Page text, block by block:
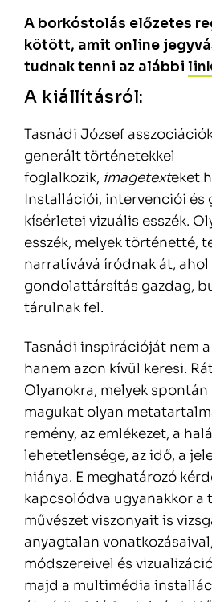
A borkóstolás előzetes
kötött, amit online
tudnak tenni az alábbi
A kiállításról:
Tasnádi József
generált történetekkel
foglalkozik, imagetexteket
Installációi, intervenciói és
kísérletei vizuális esszék.
esszék, melyek történetté,
narratívává íródnak át, ahol
gondolattársítás gazdag,
tárulnak fel.
Tasnádi inspirációját nem
hanem azon kívül keresi.
Olyanokra, melyek
magukat olyan
remény, az emlékezet, a
lehetetlensége, az idő, a
hiánya. E meghatározó
kapcsolódva ugyanakkor a
művészet viszonyait is
anyagtalan
módszereivel és
majd a multimédia